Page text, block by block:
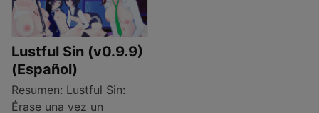
Lustful Sin (v0.9.9)
(Español)
Resumen: Lustful Sin:
Érase una vez un